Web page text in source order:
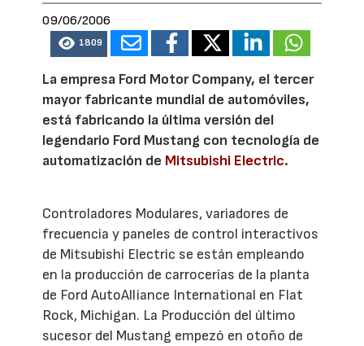
09/06/2006
1809
La empresa Ford Motor Company, el tercer
mayor fabricante mundial de automóviles,
está fabricando la última versión del
legendario Ford Mustang con tecnología de
automatización de Mitsubishi Electric.
Controladores Modulares, variadores de
frecuencia y paneles de control interactivos
de Mitsubishi Electric se están empleando
en la producción de carrocerías de la planta
de Ford AutoAlliance International en Flat
Rock, Michigan. La Producción del último
sucesor del Mustang empezó en otoño de